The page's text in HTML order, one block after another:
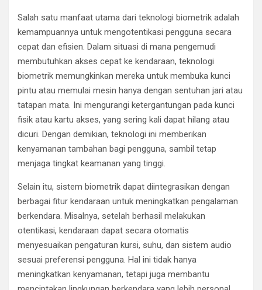
Salah satu manfaat utama dari teknologi biometrik adalah
kemampuannya untuk mengotentikasi pengguna secara
cepat dan efisien. Dalam situasi di mana pengemudi
membutuhkan akses cepat ke kendaraan, teknologi
biometrik memungkinkan mereka untuk membuka kunci
pintu atau memulai mesin hanya dengan sentuhan jari atau
tatapan mata. Ini mengurangi ketergantungan pada kunci
fisik atau kartu akses, yang sering kali dapat hilang atau
dicuri. Dengan demikian, teknologi ini memberikan
kenyamanan tambahan bagi pengguna, sambil tetap
menjaga tingkat keamanan yang tinggi.
Selain itu, sistem biometrik dapat diintegrasikan dengan
berbagai fitur kendaraan untuk meningkatkan pengalaman
berkendara. Misalnya, setelah berhasil melakukan
otentikasi, kendaraan dapat secara otomatis
menyesuaikan pengaturan kursi, suhu, dan sistem audio
sesuai preferensi pengguna. Hal ini tidak hanya
meningkatkan kenyamanan, tetapi juga membantu